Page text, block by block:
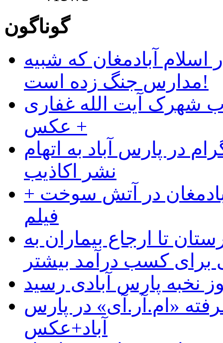
گوناگون
آبادمغان که شبیه
مدارس جنگ زده است!
شهرک آیت الله غفاری
+ عکس
در پارس آباد به اتهام
نشر اکاذیب
در آتش سوخت +
فیلم
تا ارجاع بیماران به
کسب درآمد بیشتر
نخبه پارس آبادی رسید
«ام.آر.آی» در پارس
آباد+عکس